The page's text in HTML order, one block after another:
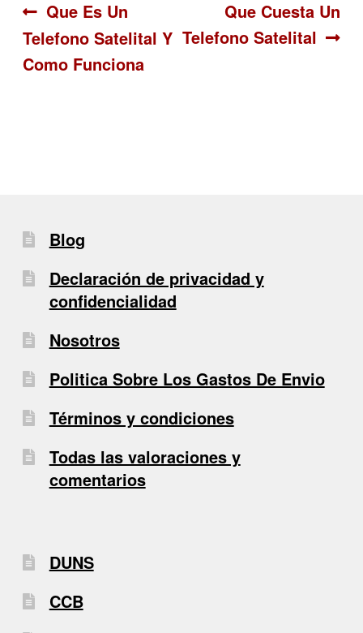
Navegación
de
Anterior:
Que Es Un
Telefono Satelital Y
Como Funciona
Siguiente:
Que Cuesta Un
Telefono Satelital
Blog
Declaración de privacidad y
confidencialidad
Nosotros
Politica Sobre Los Gastos De Envio
Términos y condiciones
Todas las valoraciones y
comentarios
DUNS
CCB